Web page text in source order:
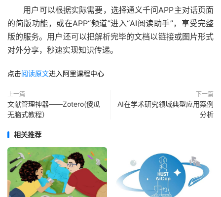
用户可以根据实际需要，选择通义千问APP主对话页面
的简版功能，或在APP“频道”进入“AI阅读助手”，享受完整
版的服务。用户还可以把解析完毕的文档以链接或图片形式
对外分享，秒速实现知识传递。
点击阅读原文进入阿里课程中心
上一篇
文献管理神器——Zotero(傻瓜
无脑式教程）
下一篇
AI在学术研究领域典型应用案例
分析
相关推荐